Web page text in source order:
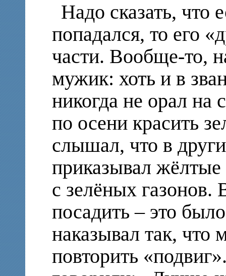
Надо сказать, что
попадался, то его
части. Вообще-то,
мужик: хоть и в
никогда не орал на
по осени красить
слышал, что в
приказывал
с зелёных газонов.
посадить – это
наказывал так, что
повторить